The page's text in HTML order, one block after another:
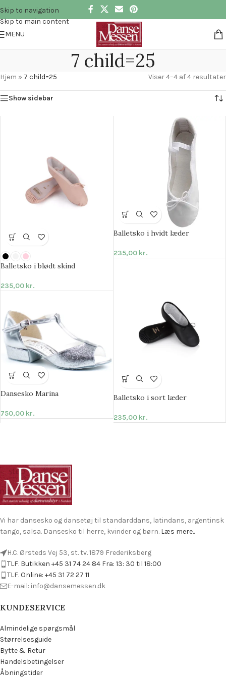
Skip to navigation
Skip to main content
MENU
7 child=25
Hjem » 7 child=25 Viser 4–4 af 4 resultater
Show sidebar
Balletsko i blødt skind
235,00 kr.
Balletsko i hvidt læder
235,00 kr.
Balletsko i sort læder
235,00 kr.
Dansesko Marina
750,00 kr.
Vi har dansesko og dansetøj til standarddans, latindans, argentinsk
tango, salsa. Dansesko til herre, kvinder og børn. Læs mere..
H.C. Ørsteds Vej 53, st. tv. 1879 Frederiksberg
TLF. Butikken +45 31 74 24 84 Fra: 13: 30 til 18:00
TLF. Online: +45 31 72 27 11
E-mail: info@dansemessen.dk
KUNDESERVICE
Almindelige spørgsmål
Størrelsesguide
Bytte & Retur
Handelsbetingelser
Åbningstider